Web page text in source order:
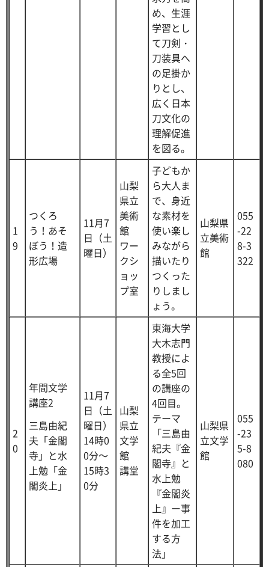
め、生涯
学習とし
て刀剣・
刀装具へ
の足掛か
りとし、
広く日本
刀文化の
理解促進
を図る。
1
9
つくろ
う！あそ
ぼう！造
形広場
11月7
日（土
曜日）
山梨
県立
美術
館
ワー
クシ
ョッ
プ室
子どもか
ら大人ま
で、身近
な素材を
使い楽し
みながら
描いたり
つくった
りしまし
ょう。
山梨県
立美術
館
055
-22
8-3
322
2
0
年間文学
講座2
三島由紀
夫「金閣
寺」と水
上勉「金
閣炎上」
11月7
日（土
曜日）
14時0
0分～
15時3
0分
山梨
県立
文学
館
講堂
東海大学
大木志門
教授によ
る全5回
の講座の
4回目。
テーマ
「三島由
紀夫『金
閣寺』と
水上勉
『金閣炎
上』ー事
件を加工
する方
法」
山梨県
立文学
館
055
-23
5-8
080